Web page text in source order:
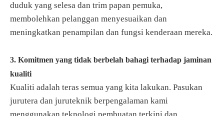
duduk yang selesa dan trim papan pemuka,
membolehkan pelanggan menyesuaikan dan
meningkatkan penampilan dan fungsi kenderaan mereka.
3. Komitmen yang tidak berbelah bahagi terhadap jaminan
kualiti
Kualiti adalah teras semua yang kita lakukan. Pasukan
jurutera dan juruteknik berpengalaman kami